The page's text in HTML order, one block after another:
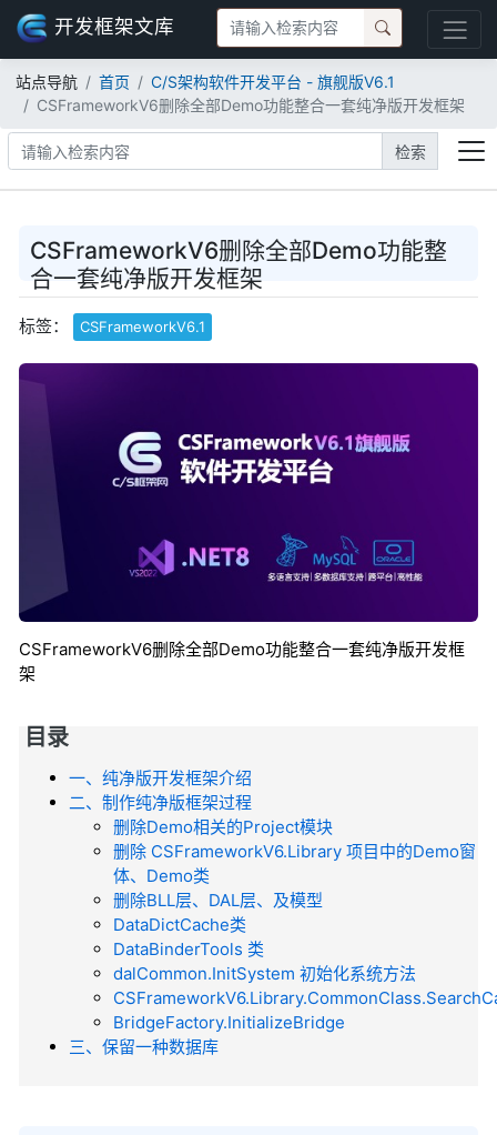
开发框架文库
站点导航 首页
C/S架构软件开发平台 - 旗舰版V6.1
CSFrameworkV6删除全部Demo功能整合一套纯净版开发框架
检索
CSFrameworkV6删除全部Demo功能整
合一套纯净版开发框架
标签： CSFrameworkV6.1
CSFrameworkV6删除全部Demo功能整合一套纯净版开发框
架
目录
一、纯净版开发框架介绍
二、制作纯净版框架过程
删除Demo相关的Project模块
删除 CSFrameworkV6.Library 项目中的Demo窗
体、Demo类
删除BLL层、DAL层、及模型
DataDictCache类
DataBinderTools 类
dalCommon.InitSystem 初始化系统方法
BridgeFactory.InitializeBridge
三、保留一种数据库